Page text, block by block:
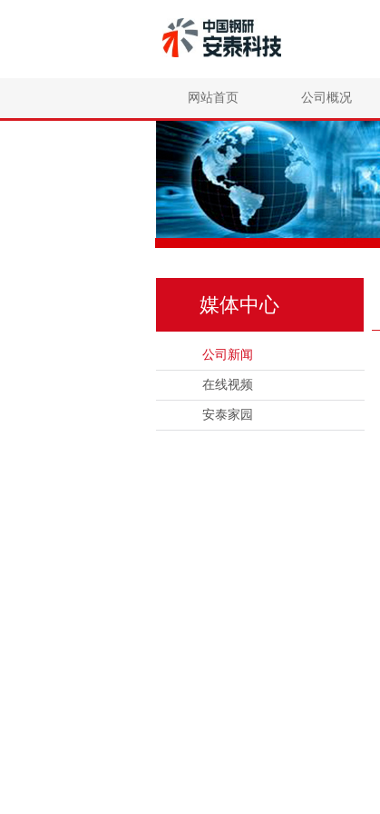
网站首页 公司概况
媒体中心
公司新闻
在线视频
安泰家园